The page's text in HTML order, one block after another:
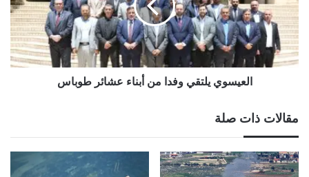
أبناء
عشائر
طوباس
العيسوي يلتقي وفدا من أبناء عشائر طوباس
مقالات ذات صلة